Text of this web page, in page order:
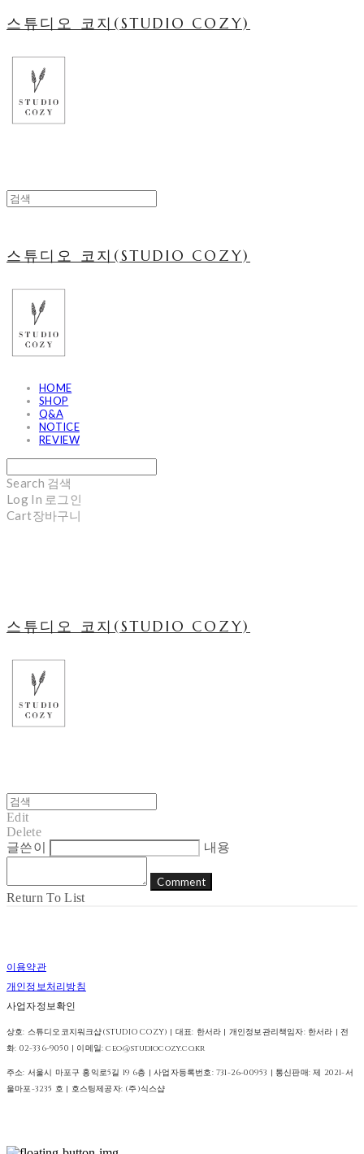
스튜디오 코지(STUDIO COZY)
스튜디오 코지(STUDIO COZY)
HOME
SHOP
Q&A
NOTICE
REVIEW
Search 검색
Log In 로그인
Cart장바구니
스튜디오 코지(STUDIO COZY)
Edit
Delete
글쓴이
내용
Comment
Return To List
이용약관
개인정보처리방침
사업자정보확인
상호: 스튜디오코지워크샵(STUDIO COZY) | 대표: 한서라 | 개인정보관리책임자: 한서라 | 전
화: 02-336-9050 | 이메일: ceo@studiocozy.co.kr
주소: 서울시 마포구 홍익로5길 19 6층 | 사업자등록번호: 731-26-00953 | 통신판매:제 2021-서
울마포-3235 호 | 호스팅제공자: (주)식스샵